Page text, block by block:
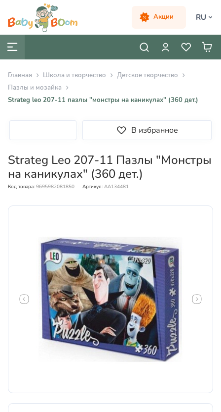
Акции RU
Главная Школа и творчество
Детское творчество
Пазлы и мозайка
Strateg leo 207-11 пазлы "монстры на каникулах" (360 дет.)
В избранное
Strateg Leo 207-11 Пазлы "Монстры
на каникулах" (360 дет.)
Код товара: 9695982081850 Артикул: AA134481